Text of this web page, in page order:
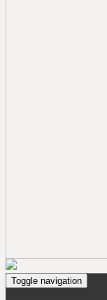
Toggle navigation